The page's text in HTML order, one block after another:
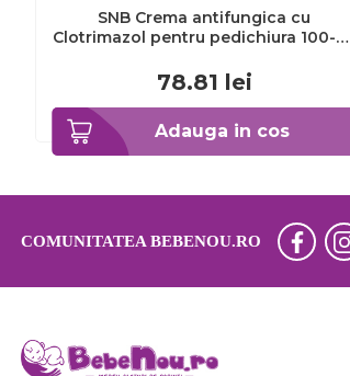
Adauga in cos
SNB Crema antifungica cu
Clotrimazol pentru pedichiura 100-ml
78.81 lei
COMUNITATEA BEBENOU.RO